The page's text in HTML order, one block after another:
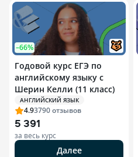
–66%
Годовой курс ЕГЭ по
английскому языку с
Шерин Келли (11 класс)
АНГЛИЙСКИЙ ЯЗЫК
4.93790отзывов
5 391
за весь курс
Далее